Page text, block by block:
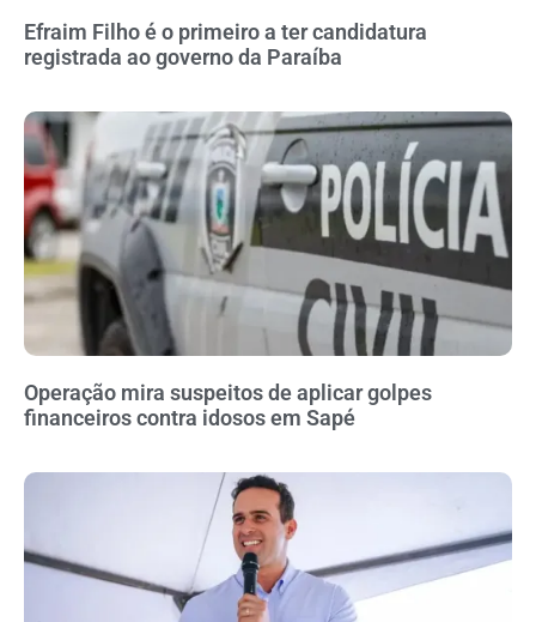
Efraim Filho é o primeiro a ter candidatura
registrada ao governo da Paraíba
Operação mira suspeitos de aplicar golpes
financeiros contra idosos em Sapé